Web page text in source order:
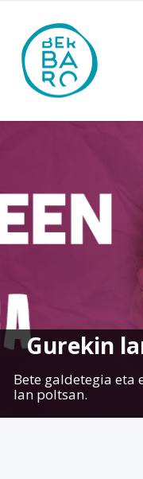
Gurekin
Bete galdetegia eta
lan poltsan.